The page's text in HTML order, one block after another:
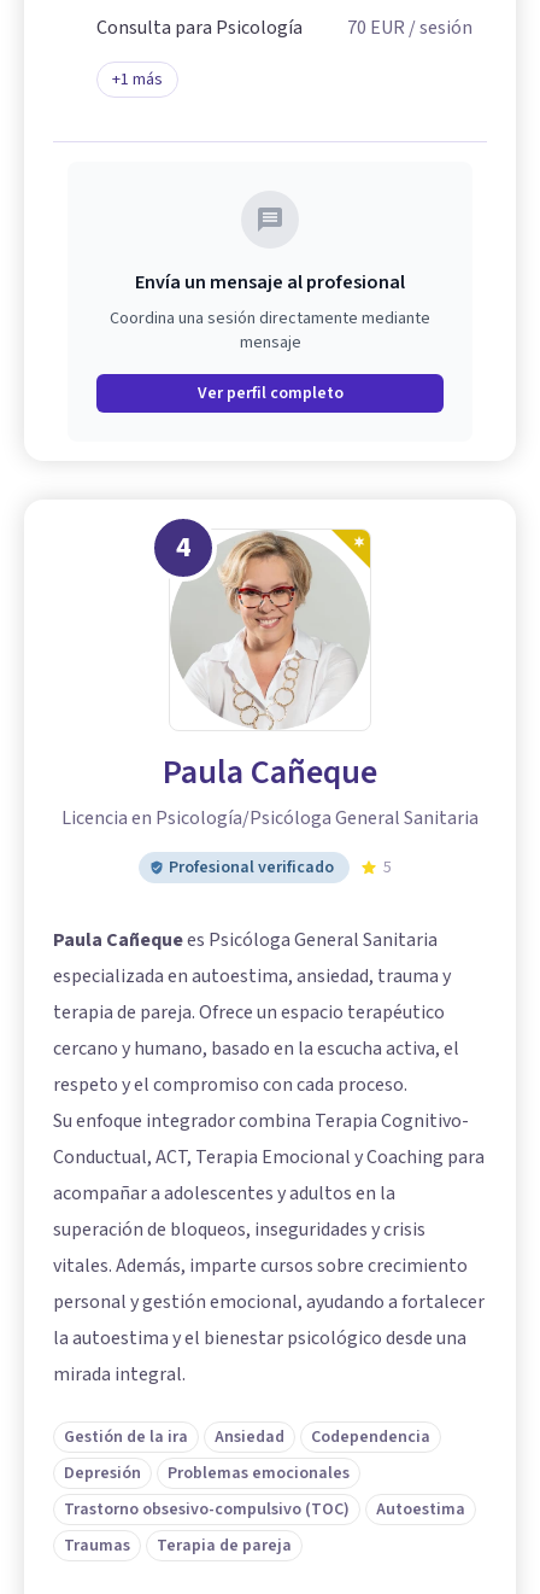
Consulta para Psicología 70 EUR / sesión
+1 más
Envía un mensaje al profesional
Coordina una sesión directamente mediante
mensaje
Ver perfil completo
4
Paula Cañeque
Licencia en Psicología/Psicóloga General Sanitaria
Profesional verificado 5
Paula Cañequees Psicóloga General Sanitaria
especializada en autoestima, ansiedad, trauma y
terapia de pareja. Ofrece un espacio terapéutico
cercano y humano, basado en la escucha activa, el
respeto y el compromiso con cada proceso.
Su enfoque integrador combina Terapia Cognitivo-
Conductual, ACT, Terapia Emocional y Coaching para
acompañar a adolescentes y adultos en la
superación de bloqueos, inseguridades y crisis
vitales. Además, imparte cursos sobre crecimiento
personal y gestión emocional, ayudando a fortalecer
la autoestima y el bienestar psicológico desde una
mirada integral.
Gestión de la ira Ansiedad
Codependencia
Depresión
Problemas emocionales
Trastorno obsesivo-compulsivo (TOC)
Autoestima
Traumas
Terapia de pareja